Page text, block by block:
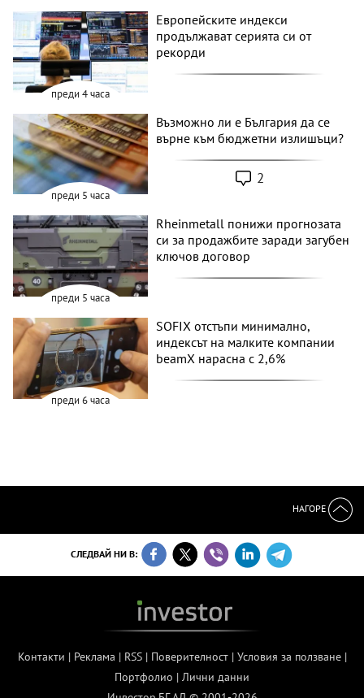
преди 4 часа
Европейските индекси
продължават серията си от
рекорди
преди 5 часа
Възможно ли е България да се
върне към бюджетни излишъци?
2
преди 5 часа
Rheinmetall понижи прогнозата
си за продажбите заради загубен
ключов договор
преди 6 часа
SOFIX отстъпи минимално,
индексът на малките компании
beamX нарасна с 2,6%
НАГОРЕ
СЛЕДВАЙ НИ В:
Контакти | Реклама | RSS| Поверителност| Условия за ползване|
Портфолио | Лични данни